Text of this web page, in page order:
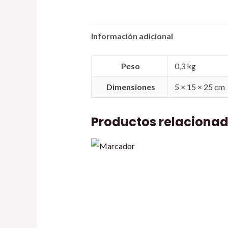
Información adicional
Peso 0,3 kg
Dimensiones 5 × 15 × 25 cm
Productos